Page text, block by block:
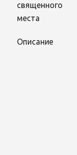
священного
места
Описание